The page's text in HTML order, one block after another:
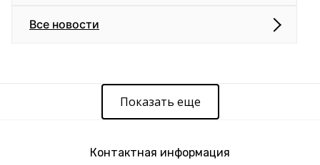
Все новости
Показать еще
Контактная информация